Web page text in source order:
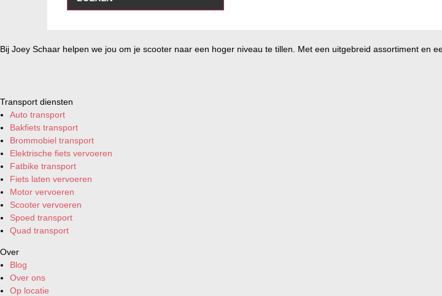
Bij Joey Schaar helpen we jou om je scooter naar een hoger niveau te tillen. Met een uitgebreid assortiment en
Transport diensten
Auto transport
Bakfiets transport
Brommobiel transport
Elektrische fiets vervoeren
Fatbike transport
Fiets laten vervoeren
Motor vervoeren
Scooter vervoeren
Spoed transport
Quad transport
Over
Blog
Over ons
Op locatie